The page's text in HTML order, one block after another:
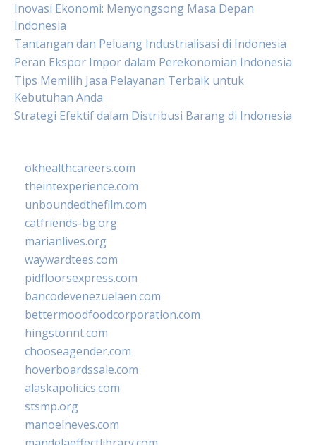
Inovasi Ekonomi: Menyongsong Masa Depan
Indonesia
Tantangan dan Peluang Industrialisasi di Indonesia
Peran Ekspor Impor dalam Perekonomian Indonesia
Tips Memilih Jasa Pelayanan Terbaik untuk
Kebutuhan Anda
Strategi Efektif dalam Distribusi Barang di Indonesia
okhealthcareers.com
theintexperience.com
unboundedthefilm.com
catfriends-bg.org
marianlives.org
waywardtees.com
pidfloorsexpress.com
bancodevenezuelaen.com
bettermoodfoodcorporation.com
hingstonnt.com
chooseagender.com
hoverboardssale.com
alaskapolitics.com
stsmp.org
manoelneves.com